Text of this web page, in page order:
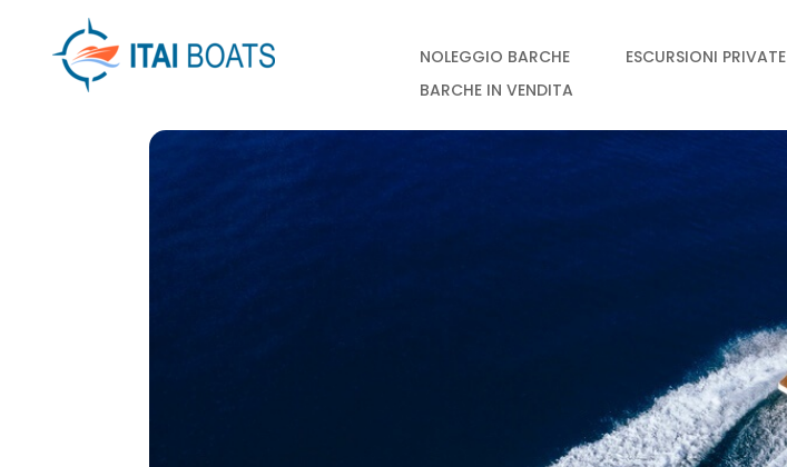
NOLEGGIO BARCHE ESCURSIONI PRIVATE
BARCHE IN VENDITA